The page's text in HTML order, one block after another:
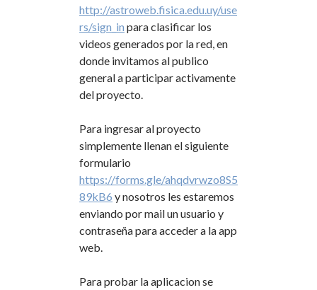
http://astroweb.fisica.edu.uy/use
rs/sign_in para clasificar los
videos generados por la red, en
donde invitamos al publico
general a participar activamente
del proyecto.
Para ingresar al proyecto
simplemente llenan el siguiente
formulario
https://forms.gle/ahqdvrwzo8S5
89kB6 y nosotros les estaremos
enviando por mail un usuario y
contraseña para acceder a la app
web.
Para probar la aplicacion se